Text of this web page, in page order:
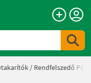
/ Rendfelszedő